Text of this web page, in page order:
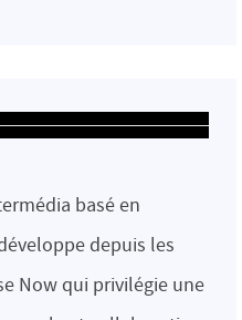
basé en
depuis les
Now qui privilégie une